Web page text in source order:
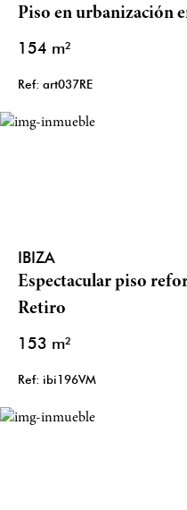
Piso en urbanización
154 m²
Ref: art037RE
IBIZA
Espectacular piso
Retiro
153 m²
Ref: ibi196VM